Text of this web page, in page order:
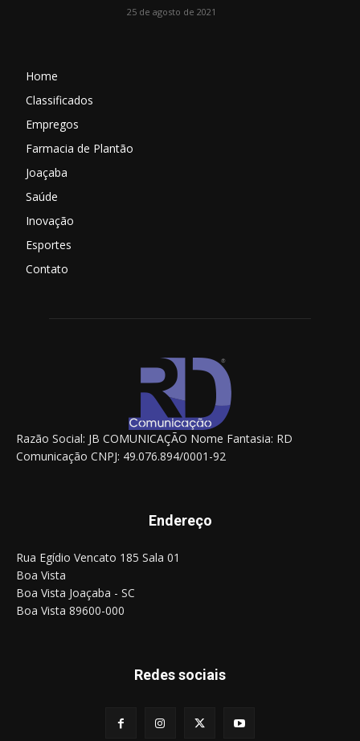
25 de agosto de 2021
Home
Classificados
Empregos
Farmacia de Plantão
Joaçaba
Saúde
Inovação
Esportes
Contato
Razão Social: JB COMUNICAÇÃO Nome Fantasia: RD
Comunicação CNPJ: 49.076.894/0001-92
Endereço
Rua Egídio Vencato 185 Sala 01
Boa Vista
Boa Vista Joaçaba - SC
Boa Vista 89600-000
Redes sociais